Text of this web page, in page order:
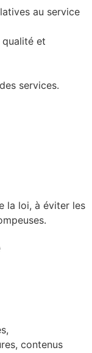
au service
et
services.
la loi, à éviter les
contenus